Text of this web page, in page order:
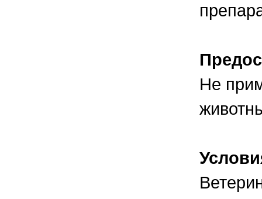
Не